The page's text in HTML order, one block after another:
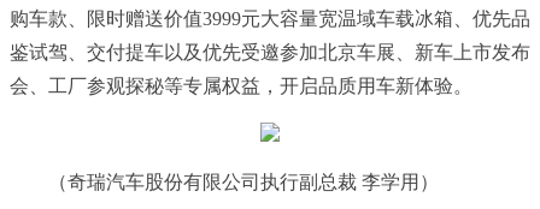
购车款、限时赠送价值3999元大容量宽温域车载冰箱、优先品
鉴试驾、交付提车以及优先受邀参加北京车展、新车上市发布
会、工厂参观探秘等专属权益，开启品质用车新体验。
（奇瑞汽车股份有限公司执行副总裁 李学用）